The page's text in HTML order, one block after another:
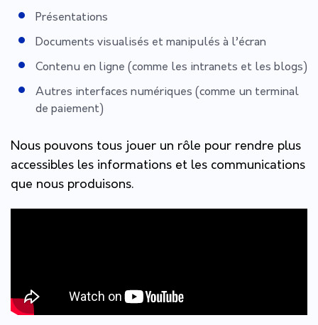
Présentations
Documents visualisés et manipulés à l’écran
Contenu en ligne (comme les intranets et les blogs)
Autres interfaces numériques (comme un terminal
de paiement)
Nous pouvons tous jouer un rôle pour rendre plus
accessibles les informations et les communications
que nous produisons.